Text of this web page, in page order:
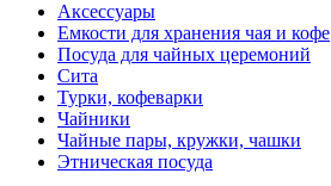
Аксессуары
Емкости для хранения чая и кофе
Посуда для чайных церемоний
Сита
Турки, кофеварки
Чайники
Чайные пары, кружки, чашки
Этническая посуда